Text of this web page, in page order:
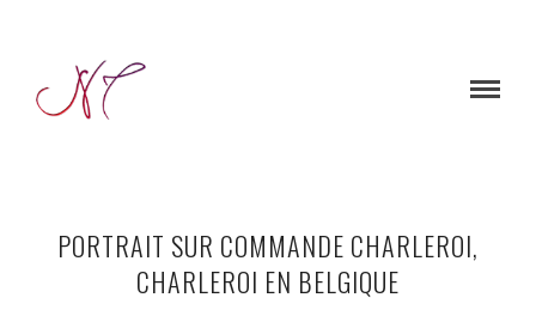
PORTRAIT SUR COMMANDE CHARLEROI,
CHARLEROI EN BELGIQUE